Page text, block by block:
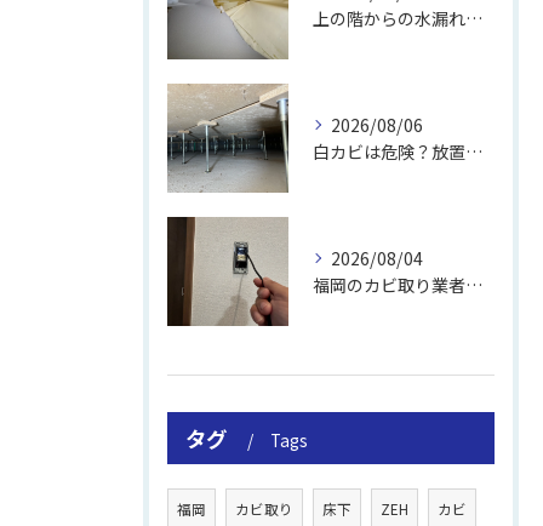
上の階からの水漏れでカビ｜対処法と業者
2026/08/06
白カビは危険？放置のリスクと取り方
2026/08/04
福岡のカビ取り業者おすすめの選び方と費用
タグ Tags
福岡 カビ取り 床下 ZEH カビ